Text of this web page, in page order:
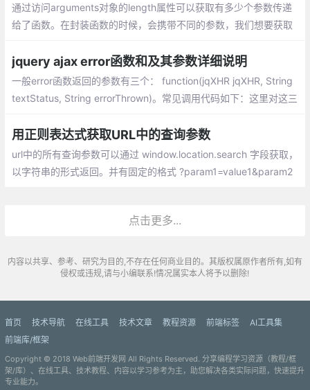
通过访问arguments对象的length属性可以获取有多少个参数传递
给了函数。在封装函数的时候，会携带不同的参数，我们想要获取
与命名参数一起使用。arguments的值要永远与对应命名参数的值
保持同步
jquery ajax error函数和及其参数详细说明
一般error函数返回的参数有三个： function(jqXHR jqXHR, String
textStatus, String errorThrown)。常见调用代码如下：这里对这三
用正则表达式获取URL中的查询参数
url中的所有查询参数可以通过 window.location.search 字段获取，
以字符串的形式返回。并有固定的格式 ?param1=value1&param2
点击更多...
内容以共享、参考、研究为目的,不存在任何商业目的。其版权属原作者所有,如有
侵权或违规,请与小编联系!情况属实本人将予以删除!
首页 技术导航 在线工具 技术文章 教程资源 前端标签
AI工具集
前端库/框架